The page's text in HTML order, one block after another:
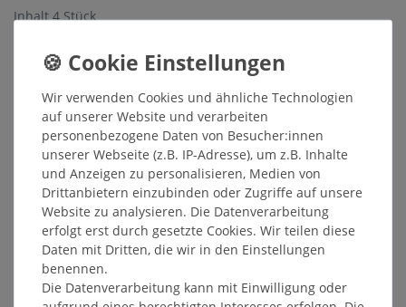
Inhalt4Stück
Sofort versandfertig, Lieferzeit 48h
In den Warenkorb
Wunschliste
* inkl. ges. MwSt. zzgl.Versandkosten
Beschreibung
Wir verwenden Cookies und ähnliche Technologien
auf unserer Website und verarbeiten
personenbezogene Daten von Besucher:innen
unserer Webseite (z.B. IP-Adresse), um z.B. Inhalte
und Anzeigen zu personalisieren, Medien von
Drittanbietern einzubinden oder Zugriffe auf unsere
Website zu analysieren. Die Datenverarbeitung
erfolgt erst durch gesetzte Cookies. Wir teilen diese
Daten mit Dritten, die wir in den Einstellungen
benennen.
Die Datenverarbeitung kann mit Einwilligung oder